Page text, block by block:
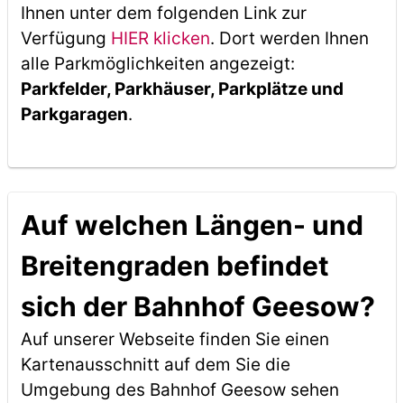
Ihnen unter dem folgenden Link zur
Verfügung HIER klicken. Dort werden Ihnen
alle Parkmöglichkeiten angezeigt:
Parkfelder, Parkhäuser, Parkplätze und
Parkgaragen.
Auf welchen Längen- und
Breitengraden befindet
sich der Bahnhof Geesow?
Auf unserer Webseite finden Sie einen
Kartenausschnitt auf dem Sie die
Umgebung des Bahnhof Geesow sehen